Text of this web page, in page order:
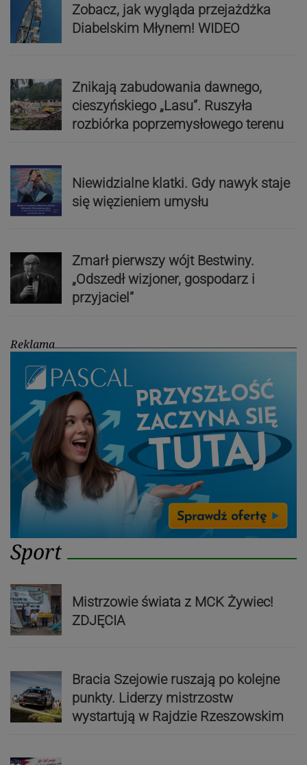
Zobacz, jak wygląda przejażdżka
Diabelskim Młynem! WIDEO
Znikają zabudowania dawnego,
cieszyńskiego „Lasu”. Ruszyła
rozbiórka poprzemysłowego terenu
Niewidzialne klatki. Gdy nawyk staje
się więzieniem umysłu
Zmarł pierwszy wójt Bestwiny.
„Odszedł wizjoner, gospodarz i
przyjaciel”
Reklama
Sport
Mistrzowie świata z MCK Żywiec!
ZDJĘCIA
Bracia Szejowie ruszają po kolejne
punkty. Liderzy mistrzostw
wystartują w Rajdzie Rzeszowskim